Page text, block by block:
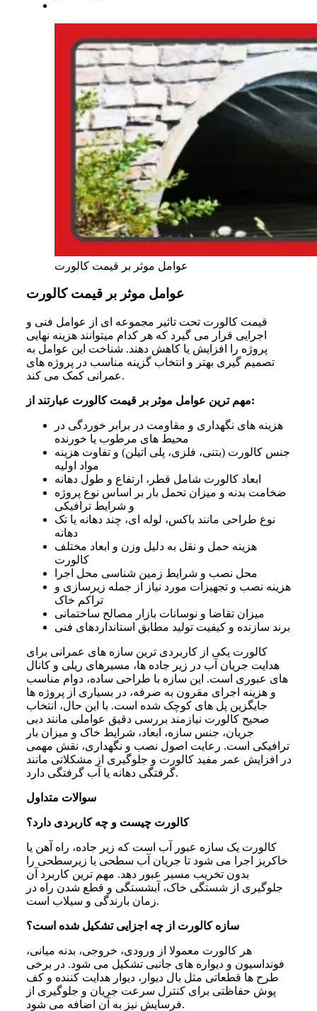
عوامل موثر بر قیمت کالورت
عوامل موثر بر قیمت کالورت
قیمت کالورت تحت تاثیر مجموعه ای از عوامل فنی و
اجرایی قرار می گیرد که هر کدام میتوانند هزینه نهایی
پروژه را افزایش یا کاهش دهند. شناخت این عوامل به
تصمیم گیری بهتر و انتخاب گزینه مناسب در پروژه های
عمرانی کمک می کند.
مهم ترین عوامل موثر بر قیمت کالورت عبارتند از:
هزینه های نگهداری و مقاومت در برابر خوردگی در
محیط های مرطوب یا خورنده
جنس کالورت (بتنی، فلزی، پلی اتیلن) و تفاوت هزینه
مواد اولیه
ابعاد کالورت شامل قطر، ارتفاع و طول دهانه
ضخامت بدنه و میزان تحمل بار بر اساس نوع پروژه
و شرایط ترافیکی
نوع طراحی مانند باکس، لوله ای، چند دهانه یا تک
دهانه
هزینه حمل و نقل به دلیل وزن و ابعاد مختلف
کالورت
محل نصب و شرایط زمین شناسی محل اجرا
هزینه نصب و تجهیزات مورد نیاز از جمله زیرسازی و
تراکم خاک
میزان تقاضا و نوسانات بازار مصالح ساختمانی
برند سازنده و کیفیت تولید مطابق استانداردهای فنی
کالورت یکی از کاربردی ترین سازه های عمرانی برای
هدایت جریان آب در زیر جاده ها، مسیرهای ریلی و کانال
های عبوری است. این سازه با طراحی ساده، دوام مناسب
و هزینه اجرای مقرون به صرفه، در بسیاری از پروژه ها
جایگزین پل های کوچک شده است. با این حال، انتخاب
صحیح کالورت نیازمند بررسی دقیق عواملی مانند دبی
جریان، جنس سازه، ابعاد، شرایط خاک و میزان بار
ترافیکی است. رعایت اصول نصب و نگهداری، نقش مهمی
در افزایش عمر مفید کالورت و جلوگیری از مشکلاتی مانند
گرفتگی دهانه یا آب گرفتگی دارد.
سوالات متداول
کالورت چیست و چه کاربردی دارد؟
کالورت یک سازه عبور آب است که زیر جاده، راه آهن یا
خاکریز اجرا می شود تا جریان آب سطحی یا زیرسطحی را
بدون تخریب مسیر عبور دهد. مهم ترین کاربرد آن
جلوگیری از شستگی خاک، آبشستگی و قطع شدن راه در
زمان بارندگی و سیلاب است.
سازه کالورت از چه اجزایی تشکیل شده است؟
هر کالورت معمولا از ورودی، خروجی، بدنه میانی،
فونداسیون و دیواره های جانبی تشکیل می شود. در برخی
طرح ها قطعاتی مثل بال دیوار، دیوار هدایت کننده و کف
پوش حفاظتی برای کنترل سرعت جریان و جلوگیری از
فرسایش نیز به آن اضافه می شود.